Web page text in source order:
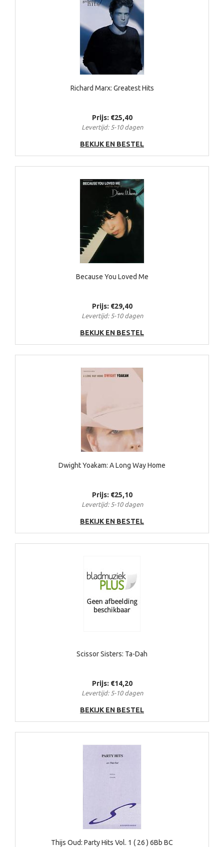
Richard Marx: Greatest Hits
Prijs: €25,40
Levertijd: 5-10 dagen
BEKIJK EN BESTEL
Because You Loved Me
Prijs: €29,40
Levertijd: 5-10 dagen
BEKIJK EN BESTEL
Dwight Yoakam: A Long Way Home
Prijs: €25,10
Levertijd: 5-10 dagen
BEKIJK EN BESTEL
Scissor Sisters: Ta-Dah
Prijs: €14,20
Levertijd: 5-10 dagen
BEKIJK EN BESTEL
Thijs Oud: Party Hits Vol. 1 ( 26 ) 6Bb BC